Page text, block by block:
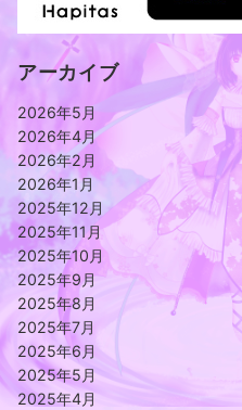
アーカイブ
2026年5月
2026年4月
2026年2月
2026年1月
2025年12月
2025年11月
2025年10月
2025年9月
2025年8月
2025年7月
2025年6月
2025年5月
2025年4月